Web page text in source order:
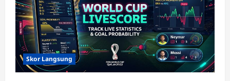
Skor Langsung